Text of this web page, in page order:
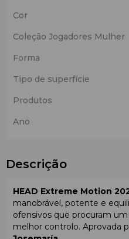
Cor
Coleção Jogadores Mulher
Forma
Tipo de superfície
Produtos
Ano
Descrição
HEAD Extreme Motion
manobrável, potente e
ofensivos que procuram
melhor controlo. Aprovada